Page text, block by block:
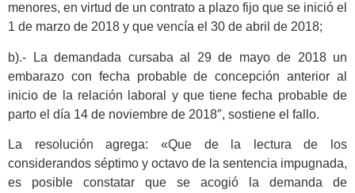
menores, en virtud de un contrato a plazo fijo que se inició el
1 de marzo de 2018 y que vencía el 30 de abril de 2018;
b).- La demandada cursaba al 29 de mayo de 2018 un
embarazo con fecha probable de concepción anterior al
inicio de la relación laboral y que tiene fecha probable de
parto el día 14 de noviembre de 2018″, sostiene el fallo.
La resolución agrega: «Que de la lectura de los
considerandos séptimo y octavo de la sentencia impugnada,
es posible constatar que se acogió la demanda de